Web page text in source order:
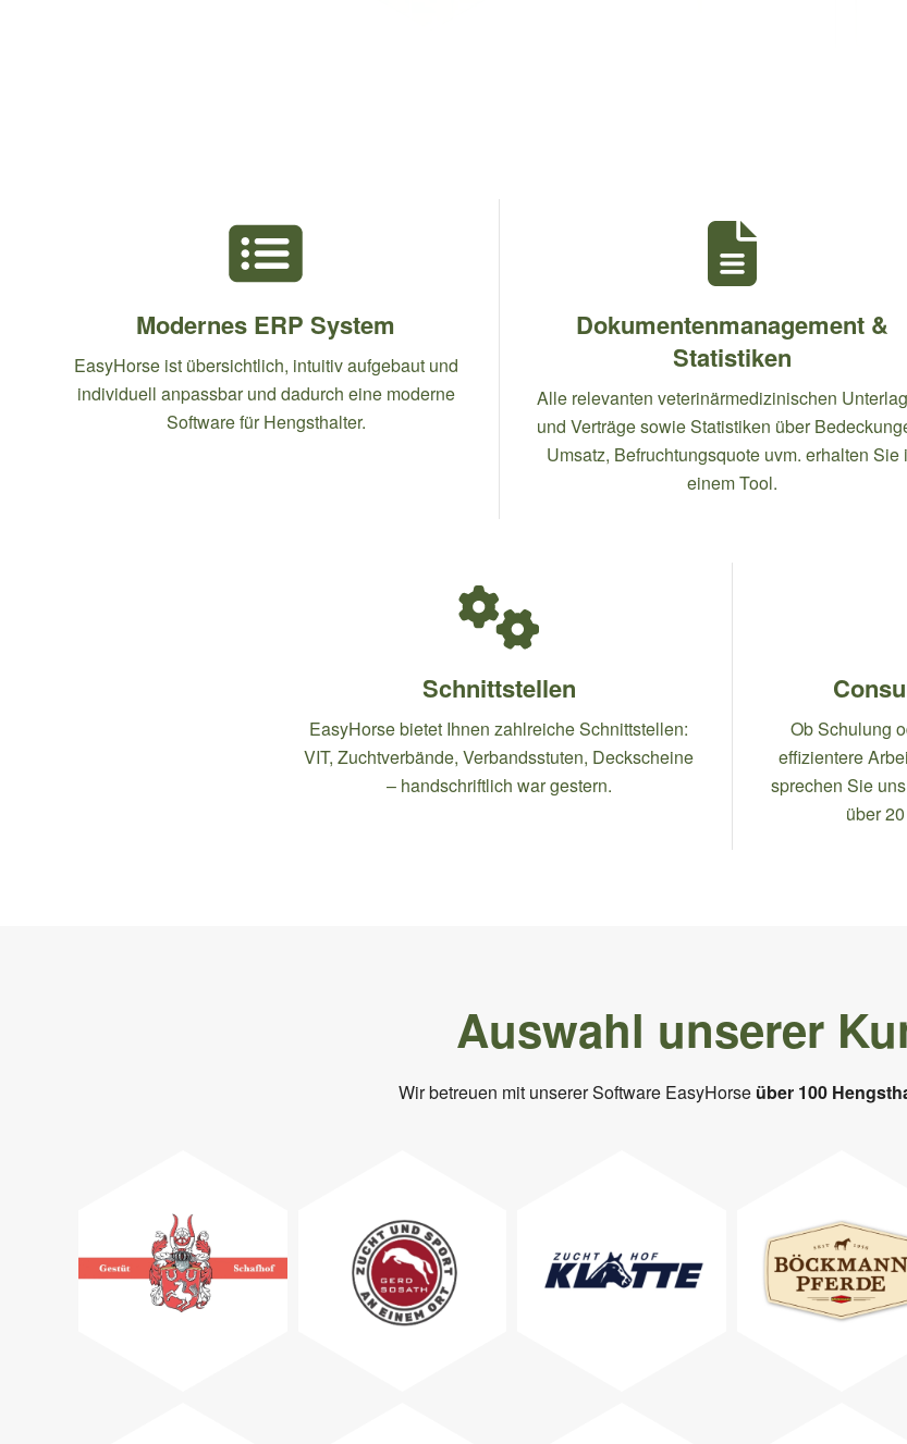
Modernes ERP System
EasyHorse ist übersichtlich, intuitiv aufgebaut und
individuell anpassbar und dadurch eine moderne
Software für Hengsthalter.
Dokumentenmanagement &
Statistiken
Alle relevanten veterinärmedizinischen
und Verträge sowie Statistiken über
Umsatz, Befruchtungsquote uvm. erhalten Sie
einem Tool.
Schnittstellen
EasyHorse bietet Ihnen zahlreiche Schnittstellen:
VIT, Zuchtverbände, Verbandsstuten, Deckscheine
– handschriftlich war gestern.
Ob Schulung
effizientere
sprechen Sie
über
Auswahl unserer
Wir betreuen mit unserer Software EasyHorse über 100